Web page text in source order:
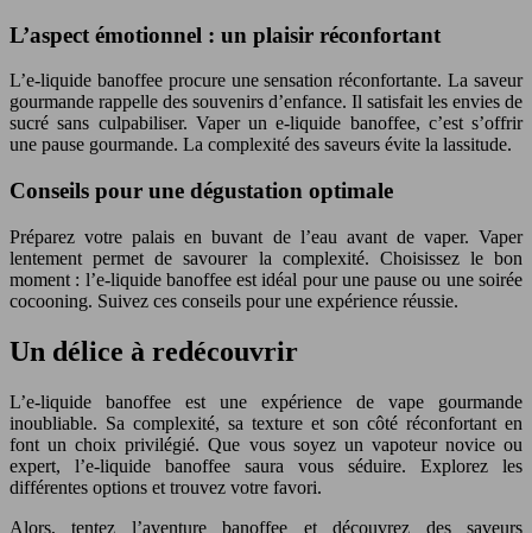
L’aspect émotionnel : un plaisir réconfortant
L’e-liquide banoffee procure une sensation réconfortante. La saveur
gourmande rappelle des souvenirs d’enfance. Il satisfait les envies de
sucré sans culpabiliser. Vaper un e-liquide banoffee, c’est s’offrir
une pause gourmande. La complexité des saveurs évite la lassitude.
Conseils pour une dégustation optimale
Préparez votre palais en buvant de l’eau avant de vaper. Vaper
lentement permet de savourer la complexité. Choisissez le bon
moment : l’e-liquide banoffee est idéal pour une pause ou une soirée
cocooning. Suivez ces conseils pour une expérience réussie.
Un délice à redécouvrir
L’e-liquide banoffee est une expérience de vape gourmande
inoubliable. Sa complexité, sa texture et son côté réconfortant en
font un choix privilégié. Que vous soyez un vapoteur novice ou
expert, l’e-liquide banoffee saura vous séduire. Explorez les
différentes options et trouvez votre favori.
Alors, tentez l’aventure banoffee et découvrez des saveurs